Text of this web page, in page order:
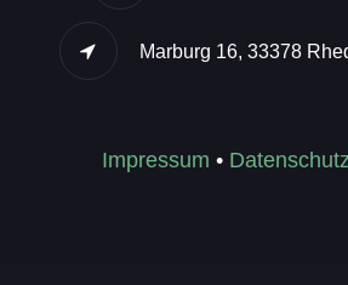
Marburg 16, 33378
Impressum •